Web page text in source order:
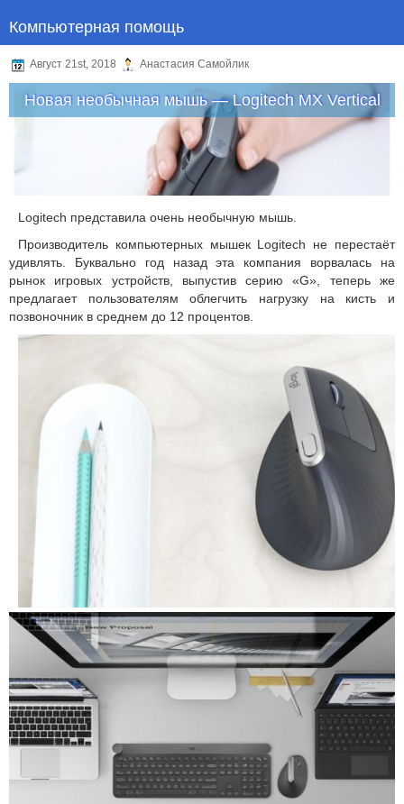
Компьютерная помощь
Август 21st, 2018 Анастасия Самойлик
Новая необычная мышь — Logitech MX Vertical
Logitech представила очень необычную мышь.
Производитель компьютерных мышек Logitech не перестаёт
удивлять. Буквально год назад эта компания ворвалась на
рынок игровых устройств, выпустив серию «G», теперь же
предлагает пользователям облегчить нагрузку на кисть и
позвоночник в среднем до 12 процентов.